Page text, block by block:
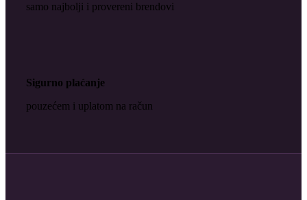
samo najbolji i provereni brendovi
Sigurno plaćanje
pouzećem i uplatom na račun